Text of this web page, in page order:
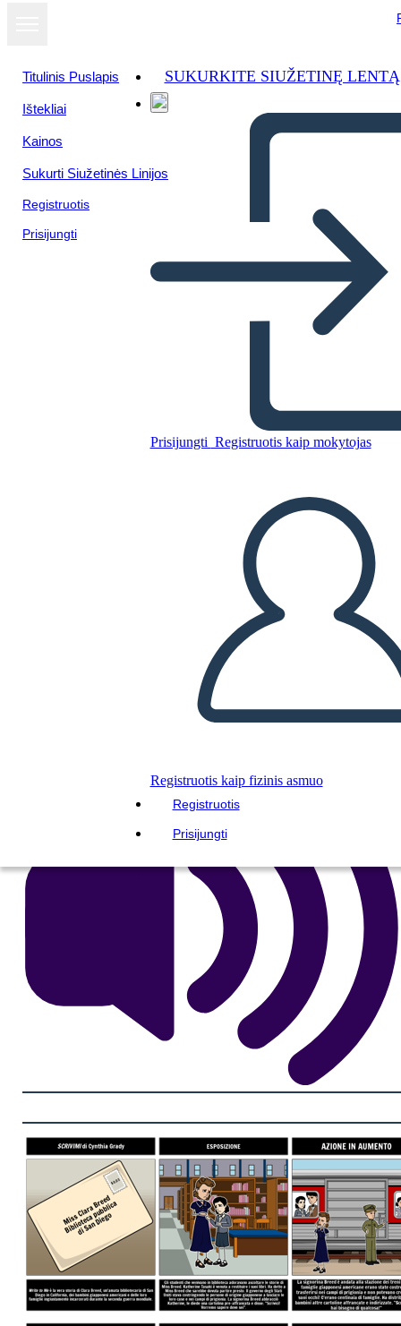
Titulinis Puslapis
Ištekliai
Kainos
Sukurti Siužetinės Linijos
Registruotis
Prisijungti
SUKURKITE SIUŽETINĘ LENTĄ
Prisijungti Registruotis kaip mokytojas
Registruotis kaip fizinis asmuo
Registruotis
Prisijungti
Seconda Guerra Mondiale:
Nukopijuokite šią siužetinę lentą
SUKURTI SIUŽETINĘ LENTĄ
PALEISTI SKAIDRIŲ DEMONSTRACIJĄ
SKAITYK MAN
Žiūrėti kaip
skaidrių